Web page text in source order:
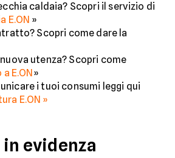
caldaia? Scopri il servizio di
E.ON »
Scopri come dare la
utenza? Scopri come
E.ON»
i tuoi consumi leggi qui
E.ON »
evidenza